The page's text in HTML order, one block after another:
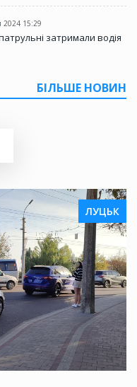
2024 15:29
затримали водія
БІЛЬШЕ НОВИН
ЛУЦЬК